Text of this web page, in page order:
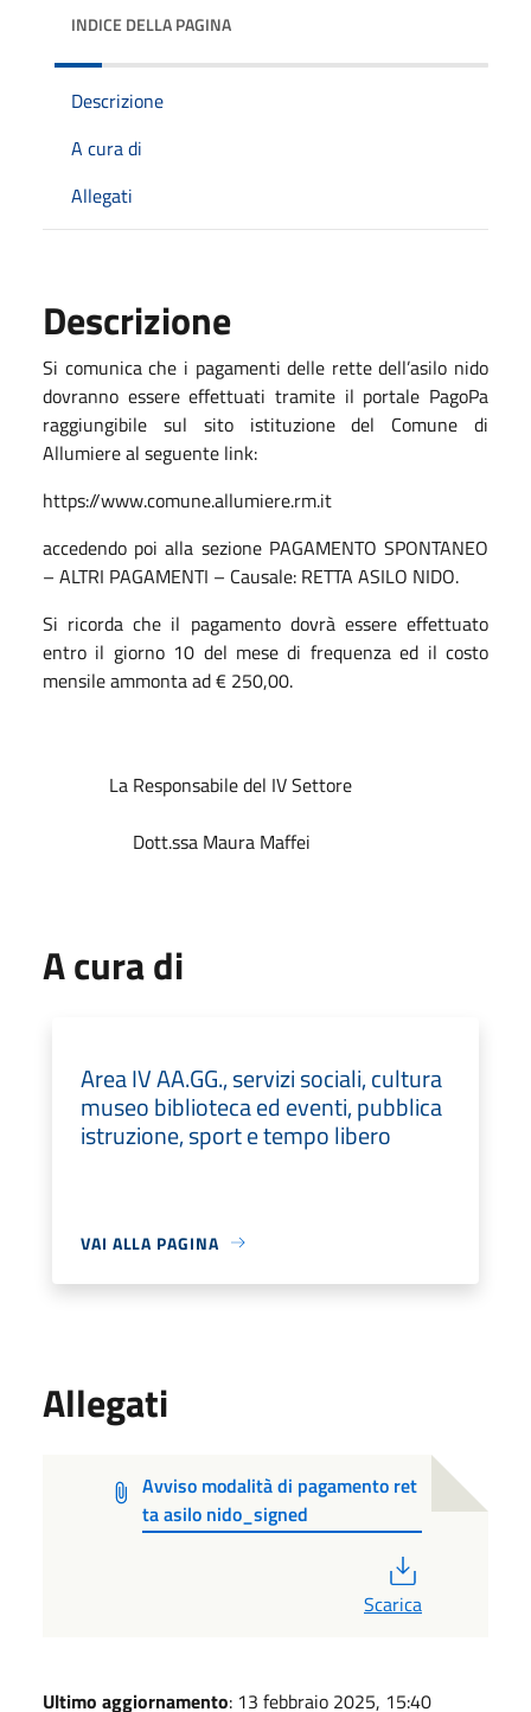
INDICE DELLA PAGINA
Descrizione
A cura di
Allegati
Descrizione
Si comunica che i pagamenti delle rette dell’asilo nido
dovranno essere effettuati tramite il portale PagoPa
raggiungibile sul sito istituzione del Comune di
Allumiere al seguente link:
https://www.comune.allumiere.rm.it
accedendo poi alla sezione PAGAMENTO SPONTANEO
– ALTRI PAGAMENTI – Causale: RETTA ASILO NIDO.
Si ricorda che il pagamento dovrà essere effettuato
entro il giorno 10 del mese di frequenza ed il costo
mensile ammonta ad € 250,00.
La Responsabile del IV Settore
Dott.ssa Maura Maffei
A cura di
Area IV AA.GG., servizi sociali, cultura
museo biblioteca ed eventi, pubblica
istruzione, sport e tempo libero
VAI ALLA PAGINA
Allegati
Avviso modalità di pagamento ret
ta asilo nido_signed
Scarica
Ultimo aggiornamento: 13 febbraio 2025, 15:40